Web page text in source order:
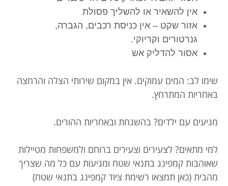
אין להשאיר או להשליך פסולת
אזור שקט – אין כניסת רכבים, הגברה,
גנרטורים וקריוקי.
אסור להדליק אש
שימו לב: המים עמוקים. אין במקום שירותי הצלה והרחצה
באחריות המתרחץ.
מגיעים עם ילדים? בהשגחת ובאחריות ההורים.
למי מתאים? לצעירים וצעירים ברוחם ולמשפחות מטיילות
שאוהבות קמפינג בתנאי שטח ומגיעות עם כל מה שצריך
מהבית (כאן תמצאו רשימת ציוד קמפינג בתנאי שטח)